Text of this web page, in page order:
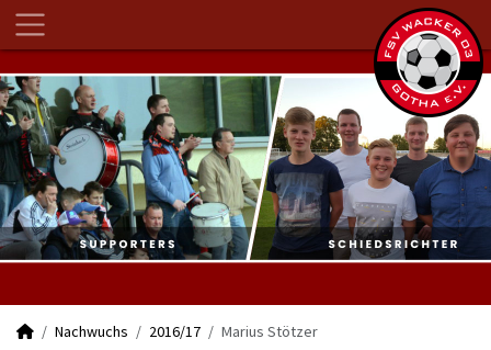
Nachwuchs 2016/17 Marius Stötzer